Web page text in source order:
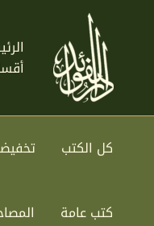
كل الكتب
كتب عامة